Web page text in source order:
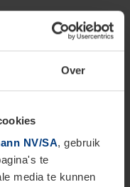
Over
NV/SA, gebruik
te
media te kunnen